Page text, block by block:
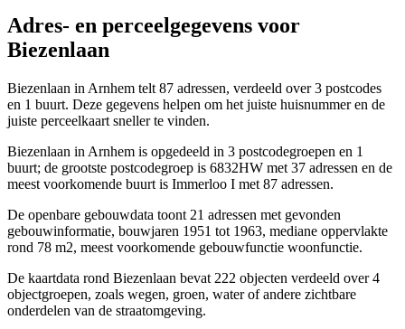
Adres- en perceelgegevens voor
Biezenlaan
Biezenlaan in Arnhem telt 87 adressen, verdeeld over 3 postcodes
en 1 buurt. Deze gegevens helpen om het juiste huisnummer en de
juiste perceelkaart sneller te vinden.
Biezenlaan in Arnhem is opgedeeld in 3 postcodegroepen en 1
buurt; de grootste postcodegroep is 6832HW met 37 adressen en de
meest voorkomende buurt is Immerloo I met 87 adressen.
De openbare gebouwdata toont 21 adressen met gevonden
gebouwinformatie, bouwjaren 1951 tot 1963, mediane oppervlakte
rond 78 m2, meest voorkomende gebouwfunctie woonfunctie.
De kaartdata rond Biezenlaan bevat 222 objecten verdeeld over 4
objectgroepen, zoals wegen, groen, water of andere zichtbare
onderdelen van de straatomgeving.